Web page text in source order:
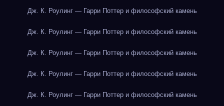
Дж. К. Роулинг — Гарри Поттер и философский камень
Дж. К. Роулинг — Гарри Поттер и философский камень
Дж. К. Роулинг — Гарри Поттер и философский камень
Дж. К. Роулинг — Гарри Поттер и философский камень
Дж. К. Роулинг — Гарри Поттер и философский камень